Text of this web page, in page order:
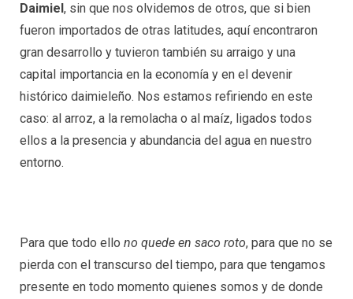
Daimiel , sin que nos olvidemos de otros, que si bien
fueron importados de otras latitudes, aquí encontraron
gran desarrollo y tuvieron también su arraigo y una
capital importancia en la economía y en el devenir
histórico daimieleño. Nos estamos refiriendo en este
caso: al arroz, a la remolacha o al maíz, ligados todos
ellos a la presencia y abundancia del agua en nuestro
entorno.
Para que todo ello no quede en saco roto, para que no se
pierda con el transcurso del tiempo, para que tengamos
presente en todo momento quienes somos y de donde